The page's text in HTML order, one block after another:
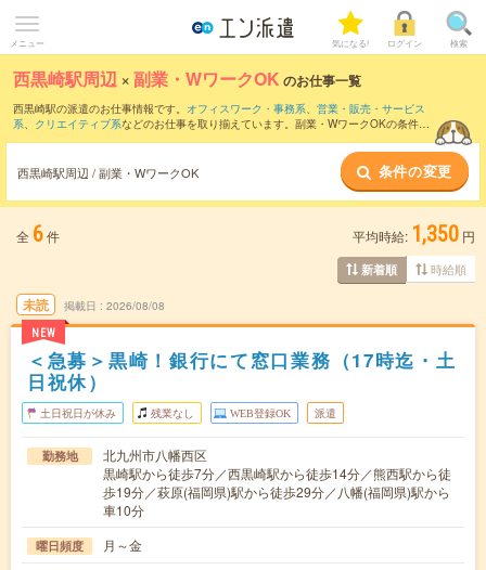
メニュー 気になる! ログイン 検索
西黒崎駅周辺 ×副業・WワークOK のお仕事一覧
西黒崎駅の派遣のお仕事情報です。 オフィスワーク・事務系、 営業・販売・サービス
系、 クリエイティブ系などのお仕事を取り揃えています。副業・WワークOKの条件の
西黒崎駅周辺 / 副業・WワークOK 条件の変更
全 6件 平均時給: 1,350 円
新着順 時給順
未読
NEW
掲載日 2026/08/08
＜急募＞黒崎！銀行にて窓口業務（17時迄・土
日祝休）
土日祝日が休み 残業なし WEB登録OK 派遣
勤務地
北九州市八幡西区
黒崎駅から徒歩7分／西黒崎駅から徒歩14分／熊西駅から徒
歩19分／萩原(福岡県)駅から徒歩29分／八幡(福岡県)駅から
車10分
曜日頻度 月～金